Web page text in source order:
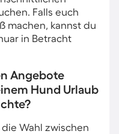
Falls euch
machen, kannst du
in Betracht
Angebote
Hund Urlaub
Wahl zwischen